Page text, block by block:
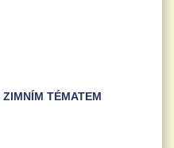
TÉMATEM